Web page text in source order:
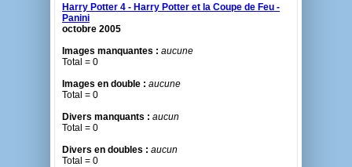
Harry Potter 4 - Harry Potter et la Coupe de Feu -
Panini
octobre 2005
Images manquantes : aucune
Total = 0
Images en double : aucune
Total = 0
Divers manquants : aucun
Total = 0
Divers en doubles : aucun
Total = 0